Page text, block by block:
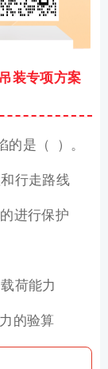
装专项方案
的是（ ）。
行走路线
进行保护
荷能力
的验算